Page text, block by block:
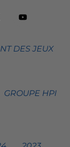
DES JEUX
GROUPE HPI